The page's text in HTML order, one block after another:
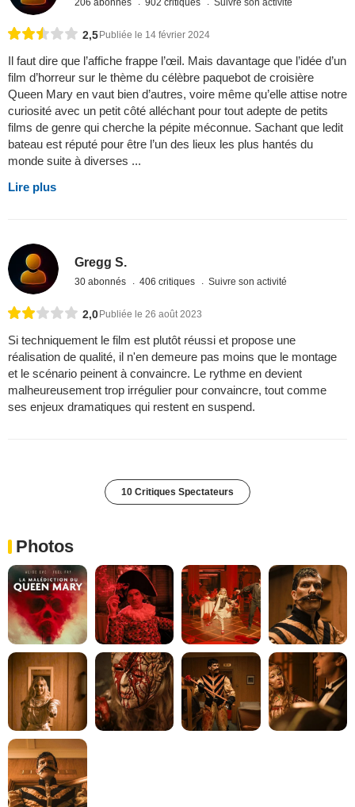
2,5 Publiée le 14 février 2024
Il faut dire que l’affiche frappe l’œil. Mais davantage que l’idée d’un
film d’horreur sur le thème du célèbre paquebot de croisière
Queen Mary en vaut bien d’autres, voire même qu’elle attise notre
curiosité avec un petit côté alléchant pour tout adepte de petits
films de genre qui cherche la pépite méconnue. Sachant que ledit
bateau est réputé pour être l’un des lieux les plus hantés du
monde suite à diverses ...
Lire plus
Gregg S.
30 abonnés 406 critiques Suivre son activité
2,0 Publiée le 26 août 2023
Si techniquement le film est plutôt réussi et propose une
réalisation de qualité, il n'en demeure pas moins que le montage
et le scénario peinent à convaincre. Le rythme en devient
malheureusement trop irrégulier pour convaincre, tout comme
ses enjeux dramatiques qui restent en suspend.
10 Critiques Spectateurs
Photos